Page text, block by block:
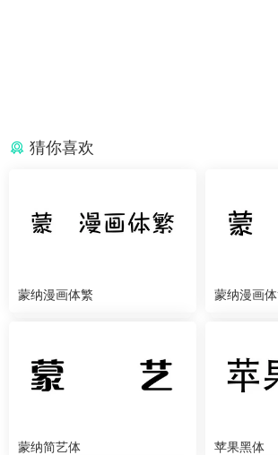
猜你喜欢
蒙纳漫画体繁 蒙纳漫画
蒙纳简艺体 苹果黑体